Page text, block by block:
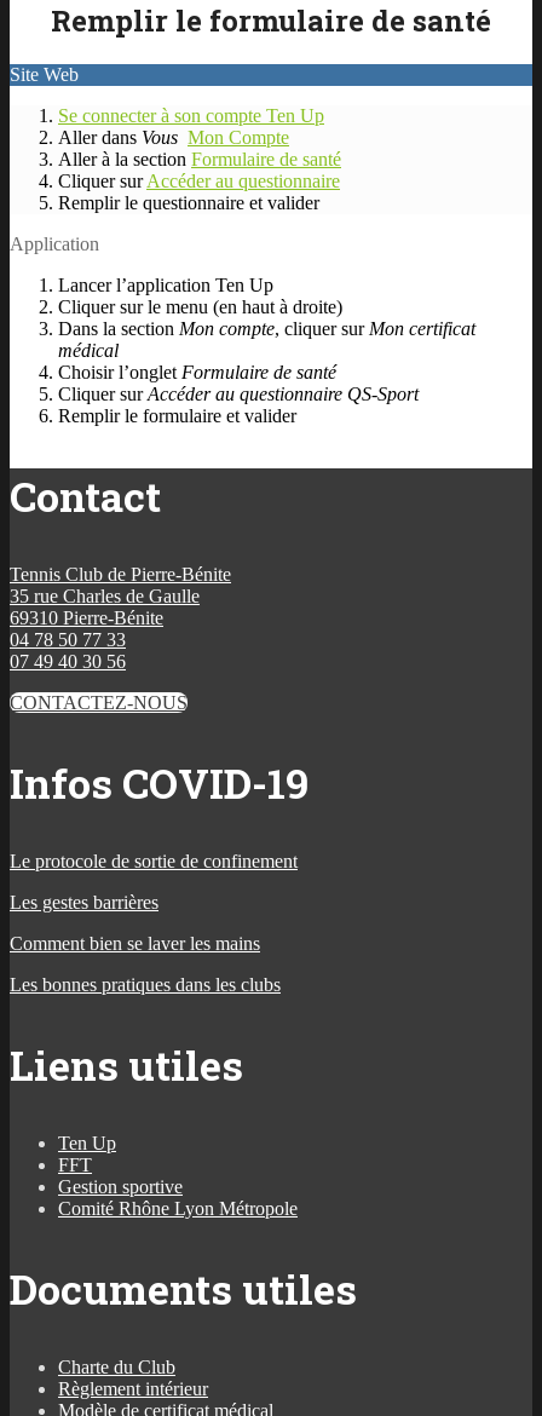
Remplir le formulaire de santé
Site Web
Se connecter à son compte Ten Up
Aller dans Vous Mon Compte
Aller à la section Formulaire de santé
Cliquer surAccéder au questionnaire
Remplir le questionnaire et valider
Application
Lancer l’application Ten Up
Cliquer sur le menu (en haut à droite)
Dans la section Mon compte, cliquer sur Mon certificat
médical
Choisir l’onglet Formulaire de santé
Cliquer surAccéder au questionnaire QS-Sport
Remplir le formulaire et valider
Contact
Tennis Club de Pierre-Bénite
35 rue Charles de Gaulle
69310 Pierre-Bénite
04 78 50 77 33
07 49 40 30 56
CONTACTEZ-NOUS
Infos COVID-19
Le protocole de sortie de confinement
Les gestes barrières
Comment bien se laver les mains
Les bonnes pratiques dans les clubs
Liens utiles
Ten Up
FFT
Gestion sportive
Comité Rhône Lyon Métropole
Documents utiles
Charte du Club
Règlement intérieur
Modèle de certificat médical